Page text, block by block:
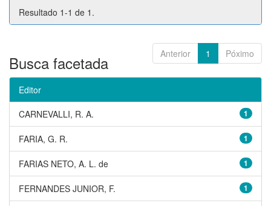
Resultado 1-1 de 1.
Anterior 1 Póximo
Busca facetada
Editor
1
CARNEVALLI, R. A.
1
FARIA, G. R.
1
FARIAS NETO, A. L. de
1
FERNANDES JUNIOR, F.